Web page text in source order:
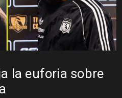
la euforia sobre